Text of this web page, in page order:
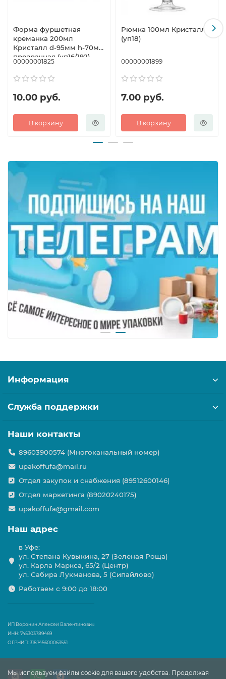
Форма фуршетная
креманка 200мл
Кристалл d-95мм h-70мм
прозрачная (уп16/192)
00000001825
10.00 руб.
В корзину
Рюмка 100мл Кристалл
(уп18)
00000001899
7.00 руб.
В корзину
Мы используем файлы cookie для вашего удобства. Продолжая
Информация
Служба поддержки
Наши контакты
89603900574 (Многоканальный номер)
upakoffufa@mail.ru
Отдел закупок и снабжения (89512600146)
Отдел маркетинга (89020240175)
upakoffufa@gmail.com
Наш адрес
в Уфе:
ул. Степана Кувыкина, 27 (Зеленая Роща)
ул. Карла Маркса, 65/2 (Центр)
ул. Сабира Лукманова, 5 (Сипайлово)
Работаем с 9:00 до 18:00
ИП Воронин Алексей Валентинович
ИНН: 745303789469
ОГРНИП: 318745600063551